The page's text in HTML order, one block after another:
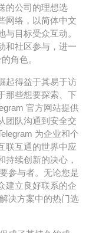
的公司的理想选
网络，以简体中文
目标受众互动。
和社区参与，进一
角色。
起得益于其易于访
那些想要探索、下
官方网站提供
团队沟通到安全交
为企业和个
联互通的世界中应
持续创新的决心，
参与者。无论您是
建立良好联系的企
决方案中的热门选